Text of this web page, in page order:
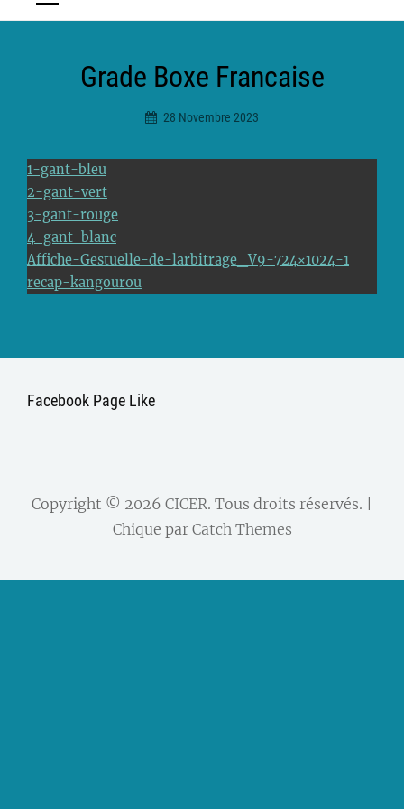
Grade Boxe Francaise
28 Novembre 2023
1-gant-bleu
2-gant-vert
3-gant-rouge
4-gant-blanc
Affiche-Gestuelle-de-larbitrage_V9-724×1024-1
recap-kangourou
Facebook Page Like
Copyright © 2026 CICER. Tous droits réservés. |
Chique par Catch Themes